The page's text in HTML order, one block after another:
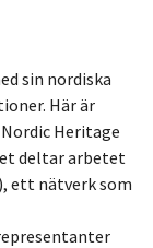
sin nordiska
Här är
Heritage
deltar arbetet
ett nätverk som